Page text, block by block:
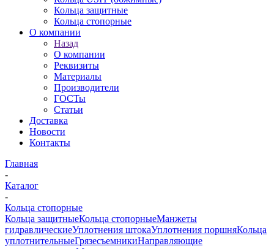
Кольца защитные
Кольца стопорные
О компании
Назад
О компании
Реквизиты
Материалы
Производители
ГОСТы
Статьи
Доставка
Новости
Контакты
Главная
-
Каталог
-
Кольца стопорные
Кольца защитныеКольца стопорныеМанжеты
гидравлическиеУплотнения штокаУплотнения поршняКольца
уплотнительныеГрязесъемникиНаправляющие